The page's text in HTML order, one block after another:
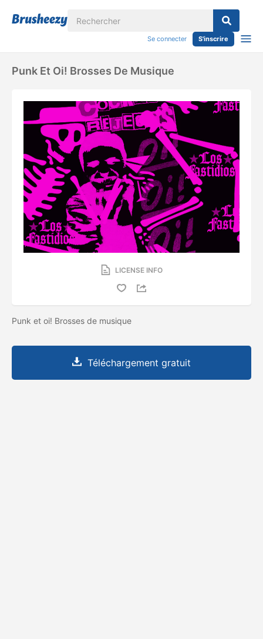
Se connecter S'inscrire
Punk Et Oi! Brosses De Musique
LICENSE INFO
Punk et oi! Brosses de musique
Téléchargement gratuit